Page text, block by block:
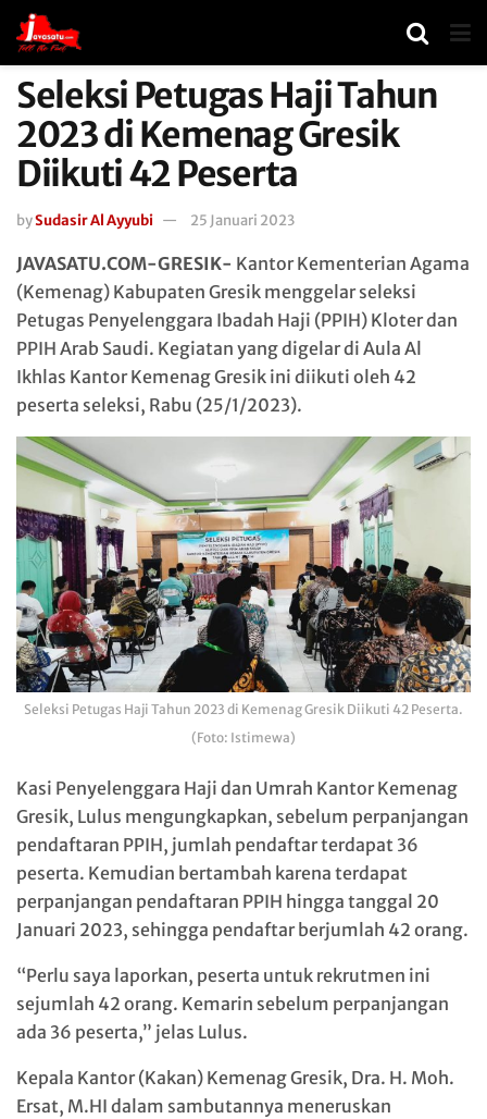
Seleksi Petugas Haji Tahun
2023 di Kemenag Gresik
Diikuti 42 Peserta
bySudasir Al Ayyubi 25 Januari 2023
JAVASATU.COM-GRESIK- Kantor Kementerian Agama
(Kemenag) Kabupaten Gresik menggelar seleksi
Petugas Penyelenggara Ibadah Haji (PPIH) Kloter dan
PPIH Arab Saudi. Kegiatan yang digelar di Aula Al
Ikhlas Kantor Kemenag Gresik ini diikuti oleh 42
peserta seleksi, Rabu (25/1/2023).
Seleksi Petugas Haji Tahun 2023 di Kemenag Gresik Diikuti 42 Peserta.
(Foto: Istimewa)
Kasi Penyelenggara Haji dan Umrah Kantor Kemenag
Gresik, Lulus mengungkapkan, sebelum perpanjangan
pendaftaran PPIH, jumlah pendaftar terdapat 36
peserta. Kemudian bertambah karena terdapat
perpanjangan pendaftaran PPIH hingga tanggal 20
Januari 2023, sehingga pendaftar berjumlah 42 orang.
“Perlu saya laporkan, peserta untuk rekrutmen ini
sejumlah 42 orang. Kemarin sebelum perpanjangan
ada 36 peserta,” jelas Lulus.
Kepala Kantor (Kakan) Kemenag Gresik, Dra. H. Moh.
Ersat, M.HI dalam sambutannya meneruskan